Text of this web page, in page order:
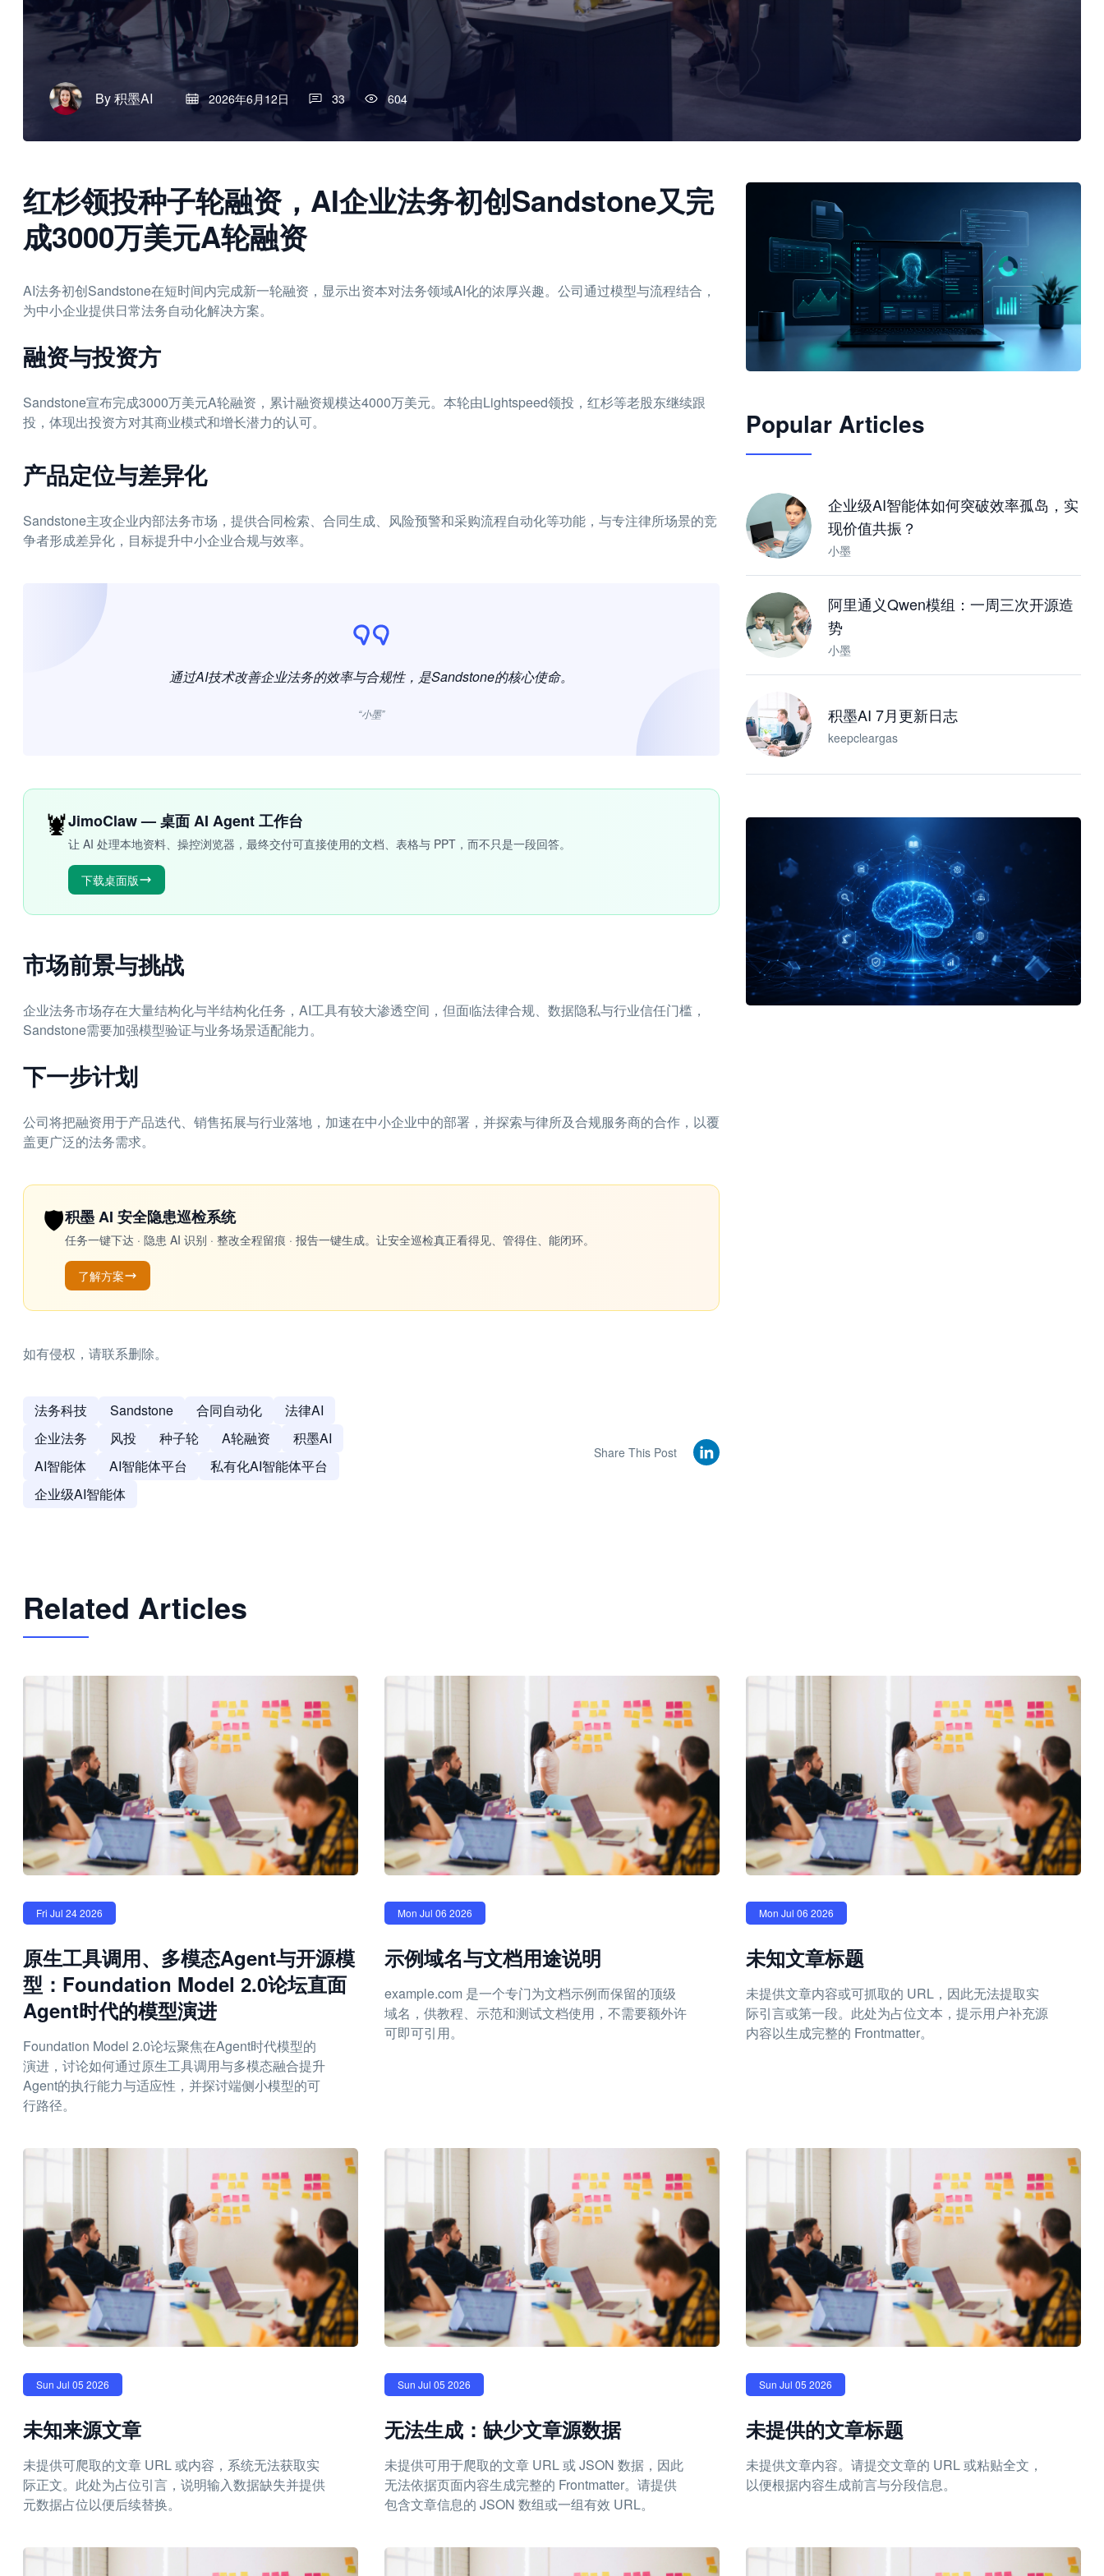
By积墨AI 2026年6月12日 33 604
红杉领投种子轮融资，AI企业法务初创Sandstone又完
成3000万美元A轮融资
AI法务初创Sandstone在短时间内完成新一轮融资，显示出资本对法务领域AI化的浓厚兴趣。公司通过模型与流程结合，
为中小企业提供日常法务自动化解决方案。
融资与投资方
Sandstone宣布完成3000万美元A轮融资，累计融资规模达4000万美元。本轮由Lightspeed领投，红杉等老股东继续跟
投，体现出投资方对其商业模式和增长潜力的认可。
产品定位与差异化
Sandstone主攻企业内部法务市场，提供合同检索、合同生成、风险预警和采购流程自动化等功能，与专注律所场景的竞
争者形成差异化，目标提升中小企业合规与效率。
通过AI技术改善企业法务的效率与合规性，是Sandstone的核心使命。
“小墨”
🦞JimoClaw — 桌面 AI Agent 工作台
让 AI 处理本地资料、操控浏览器，最终交付可直接使用的文档、表格与 PPT，而不只是一段回答。
下载桌面版
市场前景与挑战
企业法务市场存在大量结构化与半结构化任务，AI工具有较大渗透空间，但面临法律合规、数据隐私与行业信任门槛，
Sandstone需要加强模型验证与业务场景适配能力。
下一步计划
公司将把融资用于产品迭代、销售拓展与行业落地，加速在中小企业中的部署，并探索与律所及合规服务商的合作，以覆
盖更广泛的法务需求。
🛡️积墨 AI 安全隐患巡检系统
任务一键下达 · 隐患 AI 识别 · 整改全程留痕 · 报告一键生成。让安全巡检真正看得见、管得住、能闭环。
了解方案
如有侵权，请联系删除。
法务科技 Sandstone 合同自动化
法律AI
企业法务
风投 种子轮 A轮融资
积墨AI
AI智能体
AI智能体平台
私有化AI智能体平台
企业级AI智能体
Share This Post
JimoClaw 桌面 AI Agent 工作台
Popular Articles
企业级AI智能体如何突破效率孤岛，实
现价值共振？
小墨
阿里通义Qwen模组：一周三次开源造
势
小墨
积墨AI 7月更新日志
keepcleargas
Related Articles
Fri Jul 24 2026
原生工具调用、多模态Agent与开源模
型：Foundation Model 2.0论坛直面
Agent时代的模型演进
Foundation Model 2.0论坛聚焦在Agent时代模型的
演进，讨论如何通过原生工具调用与多模态融合提升
Agent的执行能力与适应性，并探讨端侧小模型的可
行路径。
Mon Jul 06 2026
示例域名与文档用途说明
example.com 是一个专门为文档示例而保留的顶级
域名，供教程、示范和测试文档使用，不需要额外许
可即可引用。
Mon Jul 06 2026
未知文章标题
未提供文章内容或可抓取的 URL，因此无法提取实
际引言或第一段。此处为占位文本，提示用户补充源
内容以生成完整的 Frontmatter。
Sun Jul 05 2026
未知来源文章
未提供可爬取的文章 URL 或内容，系统无法获取实
际正文。此处为占位引言，说明输入数据缺失并提供
元数据占位以便后续替换。
Sun Jul 05 2026
无法生成：缺少文章源数据
未提供可用于爬取的文章 URL 或 JSON 数据，因此
无法依据页面内容生成完整的 Frontmatter。请提供
包含文章信息的 JSON 数组或一组有效 URL。
Sun Jul 05 2026
未提供的文章标题
未提供文章内容。请提交文章的 URL 或粘贴全文，
以便根据内容生成前言与分段信息。